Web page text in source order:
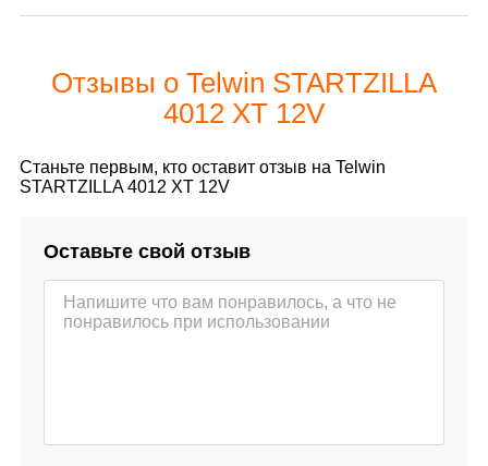
Отзывы о Telwin STARTZILLA
4012 XT 12V
Станьте первым, кто оставит отзыв на Telwin
STARTZILLA 4012 XT 12V
Оставьте свой отзыв